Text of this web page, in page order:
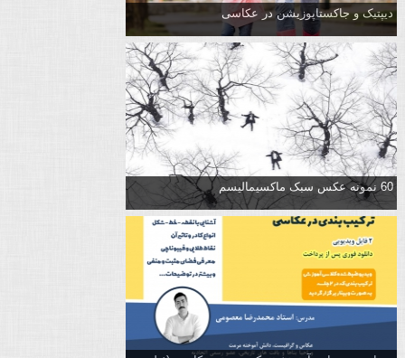
دیپتیک و جاکستا‌پوزیشن در عکاسی
60 نمونه عکس سبک ماکسیمالیسم